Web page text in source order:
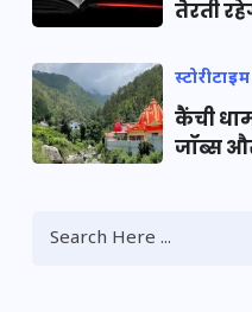
तैरती
स्टोरीटाइम
कैंची धाम
जॉब्स